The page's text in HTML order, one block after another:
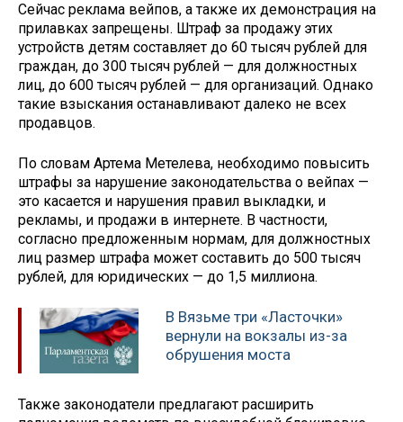
Сейчас реклама вейпов, а также их демонстрация на
прилавках запрещены. Штраф за продажу этих
устройств детям составляет до 60 тысяч рублей для
граждан, до 300 тысяч рублей — для должностных
лиц, до 600 тысяч рублей — для организаций. Однако
такие взыскания останавливают далеко не всех
продавцов.
По словам Артема Метелева, необходимо повысить
штрафы за нарушение законодательства о вейпах —
это касается и нарушения правил выкладки, и
рекламы, и продажи в интернете. В частности,
согласно предложенным нормам, для должностных
лиц размер штрафа может составить до 500 тысяч
рублей, для юридических — до 1,5 миллиона.
В Вязьме три «Ласточки»
вернули на вокзалы из-за
обрушения моста
Также законодатели предлагают расширить